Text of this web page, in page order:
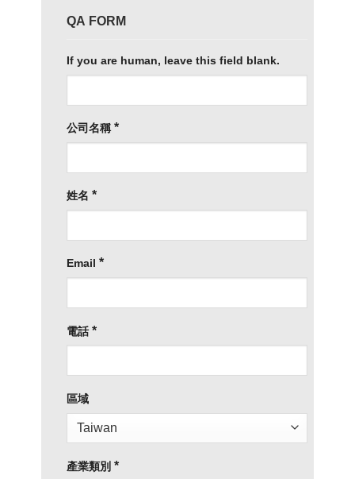
QA FORM
If you are human, leave this field blank.
公司名稱*
姓名*
Email*
電話*
區域
產業類別*